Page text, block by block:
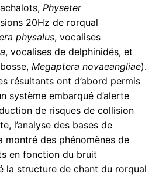
Physeter
20Hz de rorqual
physalus, vocalises
, vocalises de delphinidés, et
Megaptera novaeangliae).
résultants ont d’abord permis
système embarqué d’alerte
de risques de collision
l’analyse des bases de
montré des phénomènes de
en fonction du bruit
la structure de chant du rorqual